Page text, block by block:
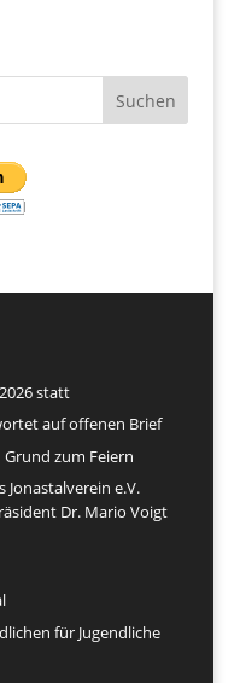
statt
auf offenen Brief
Grund zum Feiern
Jonastalverein e.V.
Dr. Mario Voigt
für Jugendliche